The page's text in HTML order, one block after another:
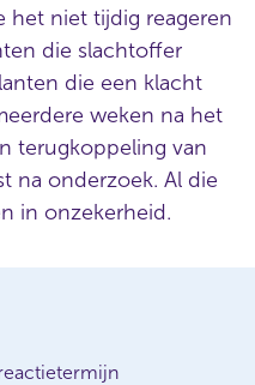
het niet tijdig reageren
die slachtoffer
die een klacht
weken na het
terugkoppeling van
na onderzoek. Al die
in onzekerheid.